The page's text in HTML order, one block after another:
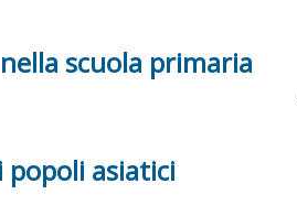
scuola primaria
popoli asiatici